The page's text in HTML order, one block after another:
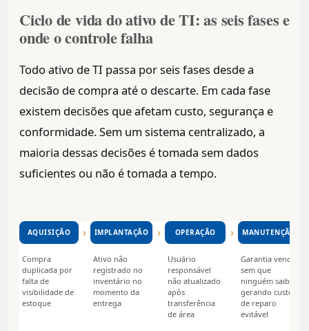
Ciclo de vida do ativo de TI: as seis fases e
onde o controle falha
Todo ativo de TI passa por seis fases desde a
decisão de compra até o descarte. Em cada fase
existem decisões que afetam custo, segurança e
conformidade. Sem um sistema centralizado, a
maioria dessas decisões é tomada sem dados
suficientes ou não é tomada a tempo.
AQUISIÇÃO › IMPLANTAÇÃO › OPERAÇÃO › MANUTENÇÃO
Compra
duplicada por
falta de
visibilidade de
estoque
Ativo não
registrado no
inventário no
momento da
entrega
Usuário
responsável
não atualizado
após
transferência
de área
Garantia vence
sem que
ninguém saiba,
gerando custo
de reparo
evitável